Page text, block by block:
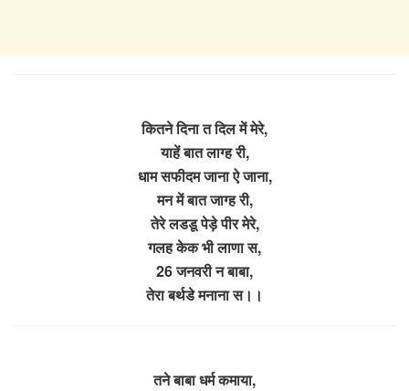
कितने दिना त दिल में मेरे,
याहें बात लाग्ह री,
धाम सफीदम जाना ऐ जाना,
मन में बात जाग्ह री,
तेरे लडडू पेड़े पीर मेरे,
गलह केक भी लाणा स,
26 जनवरी न बाबा,
तेरा बर्थडे मनाना स।।
तने बाबा धर्म कमाया,